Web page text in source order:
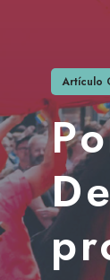
Artículo